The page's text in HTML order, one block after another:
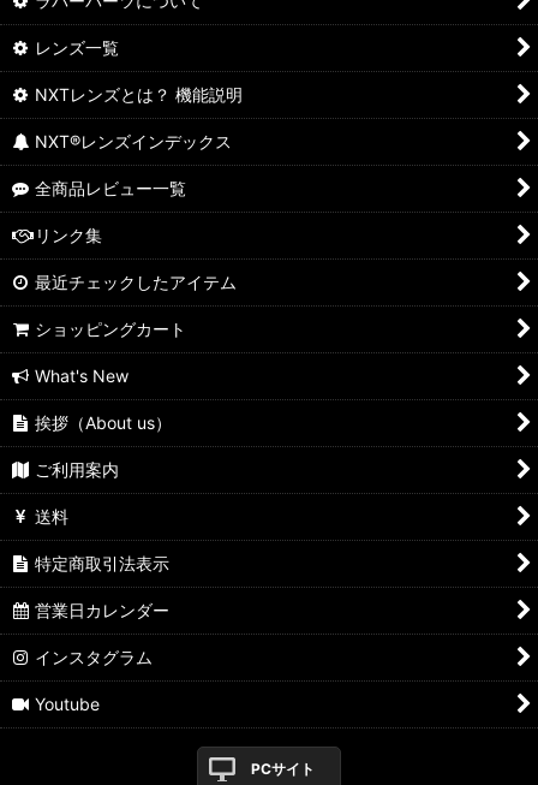
レンズ一覧
NXTレンズとは？ 機能説明
NXT®レンズインデックス
全商品レビュー一覧
リンク集
最近チェックしたアイテム
ショッピングカート
What's New
挨拶（About us）
ご利用案内
送料
特定商取引法表示
営業日カレンダー
インスタグラム
Youtube
PCサイト